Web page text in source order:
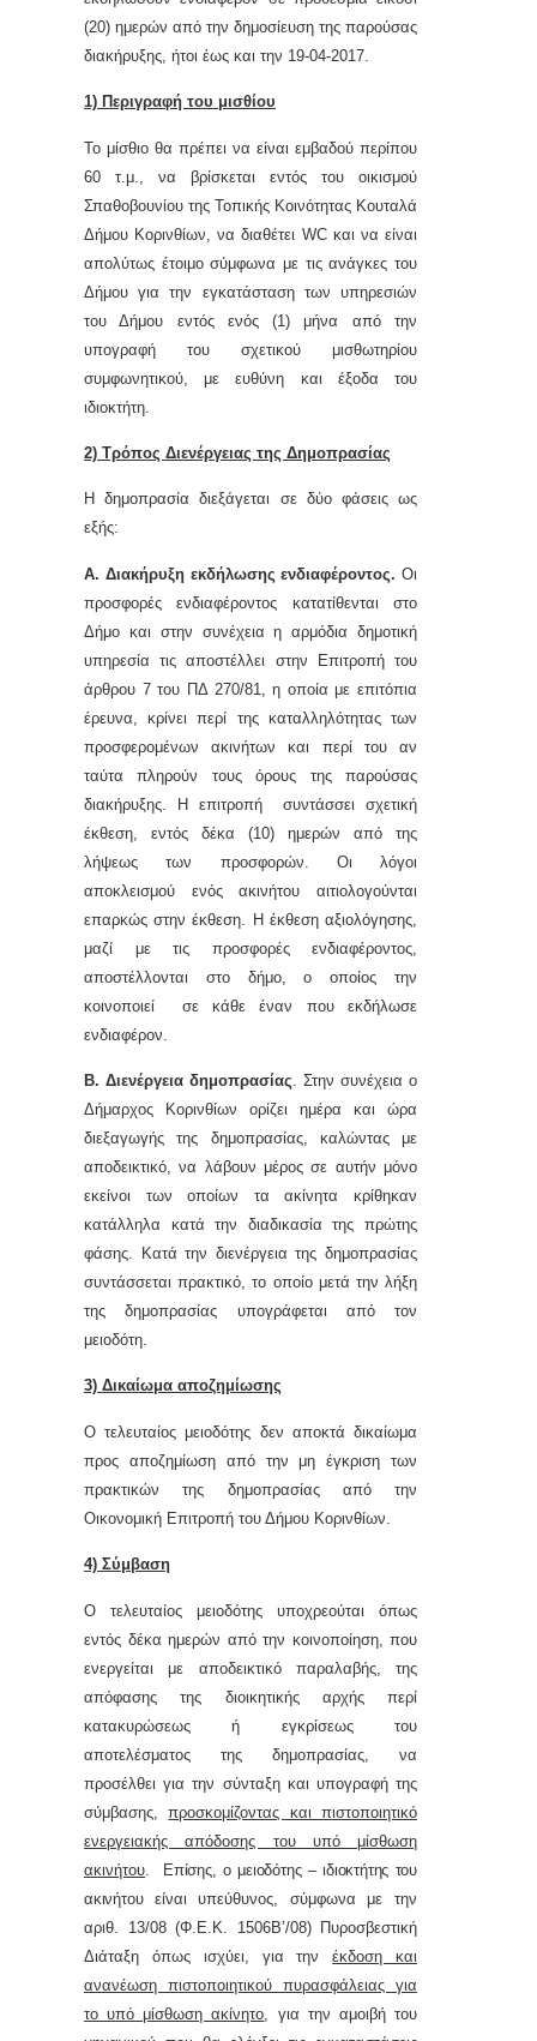
(20) ημερών από την δημοσίευση της παρούσας
διακήρυξης, ήτοι έως και την 19-04-2017.
1) Περιγραφή του μισθίου
Το μίσθιο θα πρέπει να είναι εμβαδού περίπου
60 τ.μ., να βρίσκεται εντός του οικισμού
Σπαθοβουνίου της Τοπικής Κοινότητας Κουταλά
Δήμου Κορινθίων, να διαθέτει WCκαι να είναι
απολύτως έτοιμο σύμφωνα με τις ανάγκες του
Δήμου για την εγκατάσταση των υπηρεσιών
του Δήμου εντός ενός (1) μήνα από την
υπογραφή του σχετικού μισθωτηρίου
συμφωνητικού, με ευθύνη και έξοδα του
ιδιοκτήτη.
2) Τρόπος Διενέργειας της Δημοπρασίας
Η δημοπρασία διεξάγεται σε δύο φάσεις ως
εξής:
Α. Διακήρυξη εκδήλωσης ενδιαφέροντος. Οι
προσφορές ενδιαφέροντος κατατίθενται στο
Δήμο και στην συνέχεια η αρμόδια δημοτική
υπηρεσία τις αποστέλλει στην Επιτροπή του
άρθρου 7 του ΠΔ 270/81, η οποία με επιτόπια
έρευνα, κρίνει περί της καταλληλότητας των
προσφερομένων ακινήτων και περί του αν
ταύτα πληρούν τους όρους της παρούσας
διακήρυξης. Η επιτροπή συντάσσει σχετική
έκθεση, εντός δέκα (10) ημερών από της
λήψεως των προσφορών. Οι λόγοι
αποκλεισμού ενός ακινήτου αιτιολογούνται
επαρκώς στην έκθεση. Η έκθεση αξιολόγησης,
μαζί με τις προσφορές ενδιαφέροντος,
αποστέλλονται στο δήμο, ο οποίος την
κοινοποιεί σε κάθε έναν που εκδήλωσε
ενδιαφέρον.
Β. Διενέργεια δημοπρασίας. Στην συνέχεια ο
Δήμαρχος Κορινθίων ορίζει ημέρα και ώρα
διεξαγωγής της δημοπρασίας, καλώντας με
αποδεικτικό, να λάβουν μέρος σε αυτήν μόνο
εκείνοι των οποίων τα ακίνητα κρίθηκαν
κατάλληλα κατά την διαδικασία της πρώτης
φάσης. Κατά την διενέργεια της δημοπρασίας
συντάσσεται πρακτικό, το οποίο μετά την λήξη
της δημοπρασίας υπογράφεται από τον
μειοδότη.
3) Δικαίωμα αποζημίωσης
Ο τελευταίος μειοδότης δεν αποκτά δικαίωμα
προς αποζημίωση από την μη έγκριση των
πρακτικών της δημοπρασίας από την
Οικονομική Επιτροπή του Δήμου Κορινθίων.
4) Σύμβαση
Ο τελευταίος μειοδότης υποχρεούται όπως
εντός δέκα ημερών από την κοινοποίηση, που
ενεργείται με αποδεικτικό παραλαβής, της
απόφασης της διοικητικής αρχής περί
κατακυρώσεως ή εγκρίσεως του
αποτελέσματος της δημοπρασίας, να
προσέλθει για την σύνταξη και υπογραφή της
σύμβασης,προσκομίζοντας και πιστοποιητικό
ενεργειακής απόδοσης του υπό μίσθωση
ακινήτου
Επίσης, ο μειοδότης – ιδιοκτήτης του
ακινήτουείναι υπεύθυνος, σύμφωνα με την
αριθ. 13/08 (Φ.Ε.Κ. 1506Β’/08) Πυροσβεστική
Διάταξη όπως ισχύει, για τηνέκδοση και
ανανέωση πιστοποιητικού πυρασφάλειας για
το υπό μίσθωση ακίνητο , για την αμοιβή του